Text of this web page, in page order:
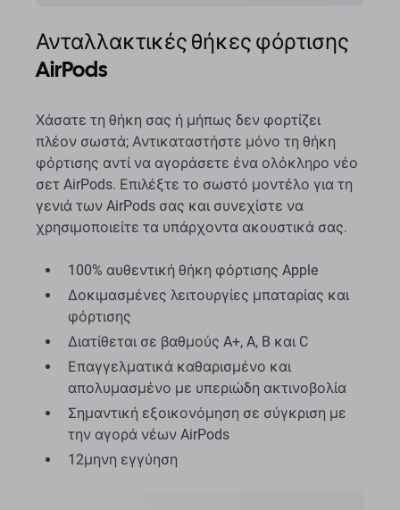
Ανταλλακτικές θήκες φόρτισης
AirPods
Χάσατε τη θήκη σας ή μήπως δεν φορτίζει
πλέον σωστά; Αντικαταστήστε μόνο τη θήκη
φόρτισης αντί να αγοράσετε ένα ολόκληρο νέο
σετ AirPods. Επιλέξτε το σωστό μοντέλο για τη
γενιά των AirPods σας και συνεχίστε να
χρησιμοποιείτε τα υπάρχοντα ακουστικά σας.
100% αυθεντική θήκη φόρτισης Apple
Δοκιμασμένες λειτουργίες μπαταρίας και
φόρτισης
Διατίθεται σε βαθμούς A+, A, B και C
Επαγγελματικά καθαρισμένο και
απολυμασμένο με υπεριώδη ακτινοβολία
Σημαντική εξοικονόμηση σε σύγκριση με
την αγορά νέων AirPods
12μηνη εγγύηση